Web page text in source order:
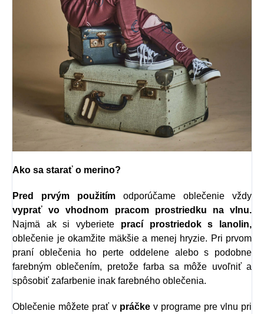
Ako sa starať o merino?
Pred prvým použitím odporúčame oblečenie vždy
vyprať vo vhodnom pracom prostriedku na vlnu.
Najmä ak si vyberiete prací prostriedok s lanolin,
oblečenie je okamžite mäkšie a menej hryzie. Pri prvom
praní oblečenia ho perte oddelene alebo s podobne
farebným oblečením, pretože farba sa môže uvoľniť a
spôsobiť zafarbenie inak farebného oblečenia.
Oblečenie môžete prať v práčke v programe pre vlnu pri